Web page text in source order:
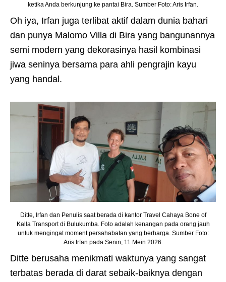
ketika Anda berkunjung ke pantai Bira. Sumber Foto: Aris Irfan.
Oh iya, Irfan juga terlibat aktif dalam dunia bahari
dan punya Malomo Villa di Bira yang bangunannya
semi modern yang dekorasinya hasil kombinasi
jiwa seninya bersama para ahli pengrajin kayu
yang handal.
Ditte, Irfan dan Penulis saat berada di kantor Travel Cahaya Bone of
Kalla Transport di Bulukumba. Foto adalah kenangan pada orang jauh
untuk mengingat moment persahabatan yang berharga. Sumber Foto:
Aris Irfan pada Senin, 11 Mein 2026.
Ditte berusaha menikmati waktunya yang sangat
terbatas berada di darat sebaik-baiknya dengan